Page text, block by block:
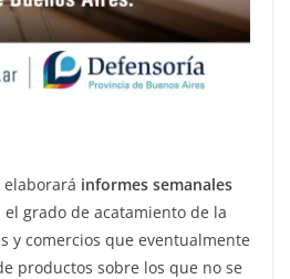
elaborará informes semanales
grado de acatamiento de la
y comercios que eventualmente
productos sobre los que no se